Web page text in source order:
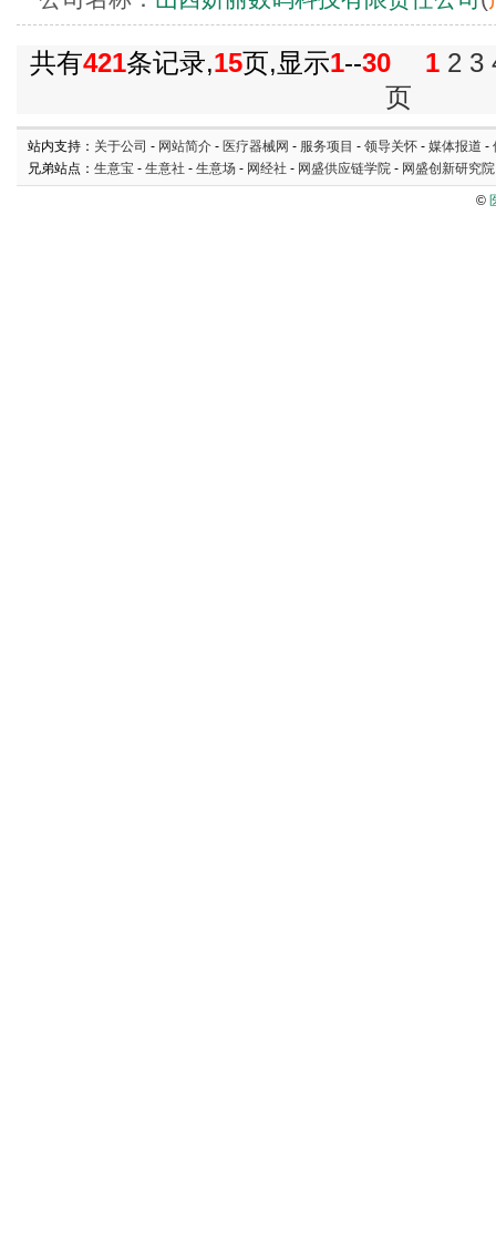
共有421条记录,15页,显示1--30 1 2 3
页
站内支持： 关于公司 - 网站简介 - 医疗器械网 - 服务项目 - 领导关怀 - 媒体报道 -
兄弟站点： 生意宝 - 生意社 - 生意场 - 网经社 - 网盛供应链学院 - 网盛创新研究院
©